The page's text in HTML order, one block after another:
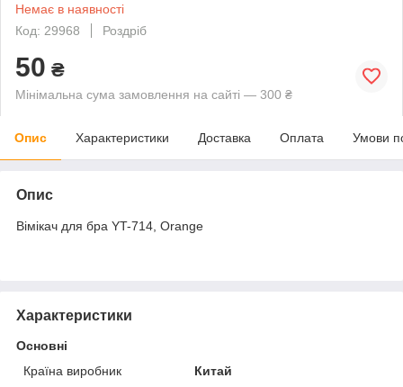
Немає в наявності
Код: 29968
Роздріб
50 ₴
Мінімальна сума замовлення на сайті — 300 ₴
Опис Характеристики Доставка Оплата Умови
Опис
Вімікач для бра YT-714, Orange
Характеристики
Основні
Країна виробник
Китай